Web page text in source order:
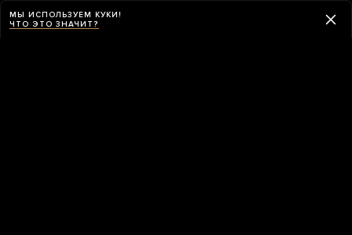
МЫ ИСПОЛЬЗУЕМ КУКИ!
ЧТО ЭТО ЗНАЧИТ?